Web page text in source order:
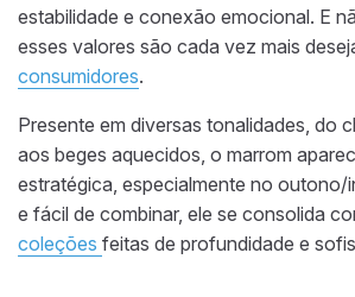
estabilidade e conexão emocional. E
esses valores são cada vez mais
consumidores.
Presente em diversas tonalidades, do
aos beges aquecidos, o marrom
estratégica, especialmente no outono/
e fácil de combinar, ele se consolida
coleções feitas de profundidade e